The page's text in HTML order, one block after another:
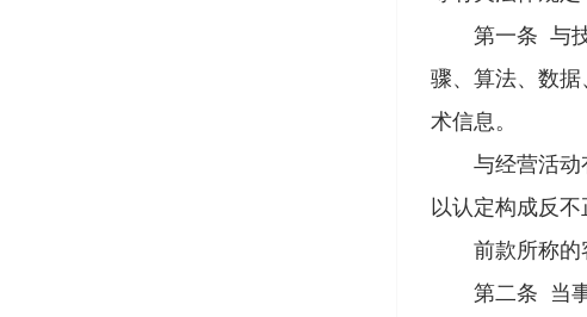
第一条 与技
骤、算法、数
术信息。
与经营活动有
以认定构成反
前款所称的客
第二条 当事